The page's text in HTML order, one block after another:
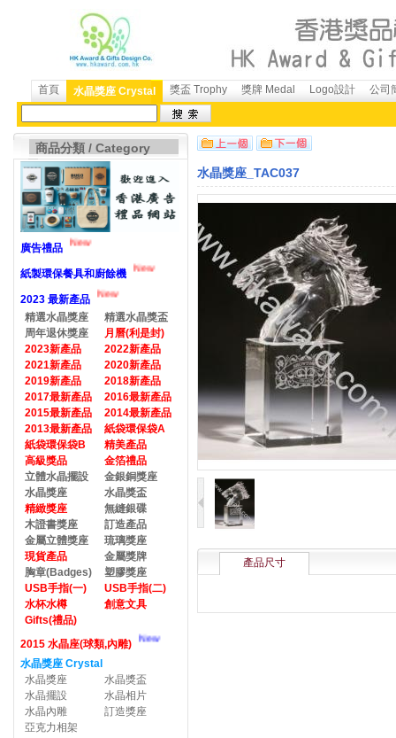
首頁 水晶獎座 Crystal 獎盃 Trophy 獎牌 Medal Logo設計 公司
商品分類 / Category
廣告禮品 New
紙製環保餐具和廚餘機 New
2023 最新產品
New
精選水晶獎座
精選水晶獎盃
周年退休獎座
月曆(利是封)
2023新產品
2022新產品
2021新產品
2020新產品
2019新產品
2018新產品
2017最新產品
2016最新產品
2015最新產品
2014最新產品
2013最新產品
紙袋環保袋A
紙袋環保袋B
精美產品
高級獎品
金箔禮品
立體水晶擺設
金銀銅獎座
水晶獎座
水晶獎盃
精緻獎座
無縫銀碟
木證書獎座
訂造產品
金屬立體獎座
琉璃獎座
現貨產品
金屬獎牌
胸章(Badges)
塑膠獎座
USB手指(一)
USB手指(二)
水杯水樽
創意文具
Gifts(禮品)
2015 水晶座(球類,內雕)
New
水晶獎座 Crystal
水晶獎座
水晶獎盃
水晶擺設
水晶相片
水晶內雕
訂造獎座
亞克力相架
水晶獎座_TAC037
產品尺寸